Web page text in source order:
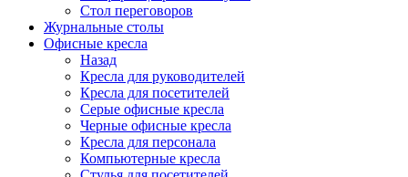
Стол переговоров
Журнальные столы
Офисные кресла
Назад
Кресла для руководителей
Кресла для посетителей
Серые офисные кресла
Черные офисные кресла
Кресла для персонала
Компьютерные кресла